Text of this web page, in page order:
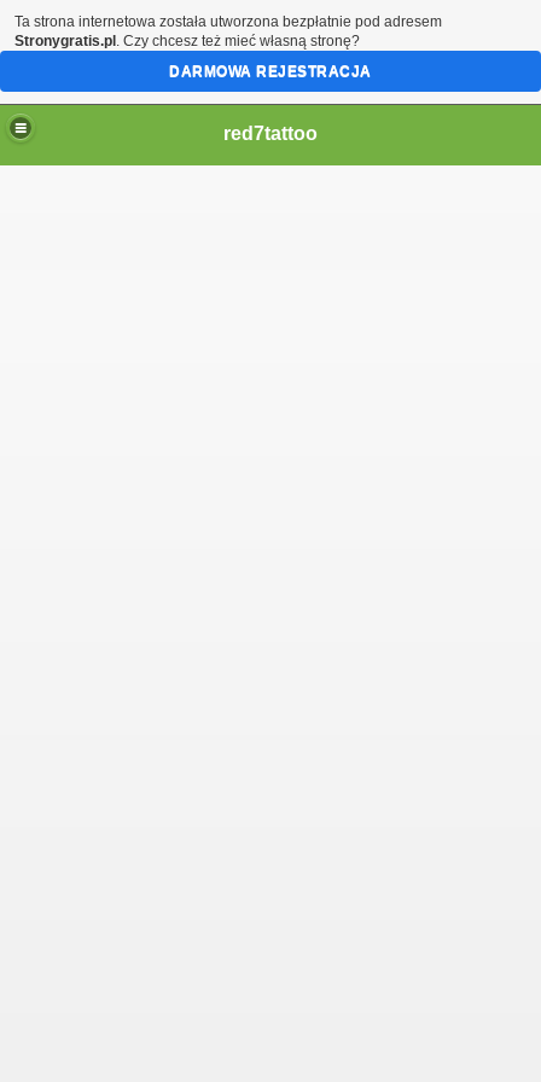
red7tattoo
Ta strona internetowa została utworzona bezpłatnie pod adresem
Stronygratis.pl . Czy chcesz też mieć własną stronę?
DARMOWA REJESTRACJA